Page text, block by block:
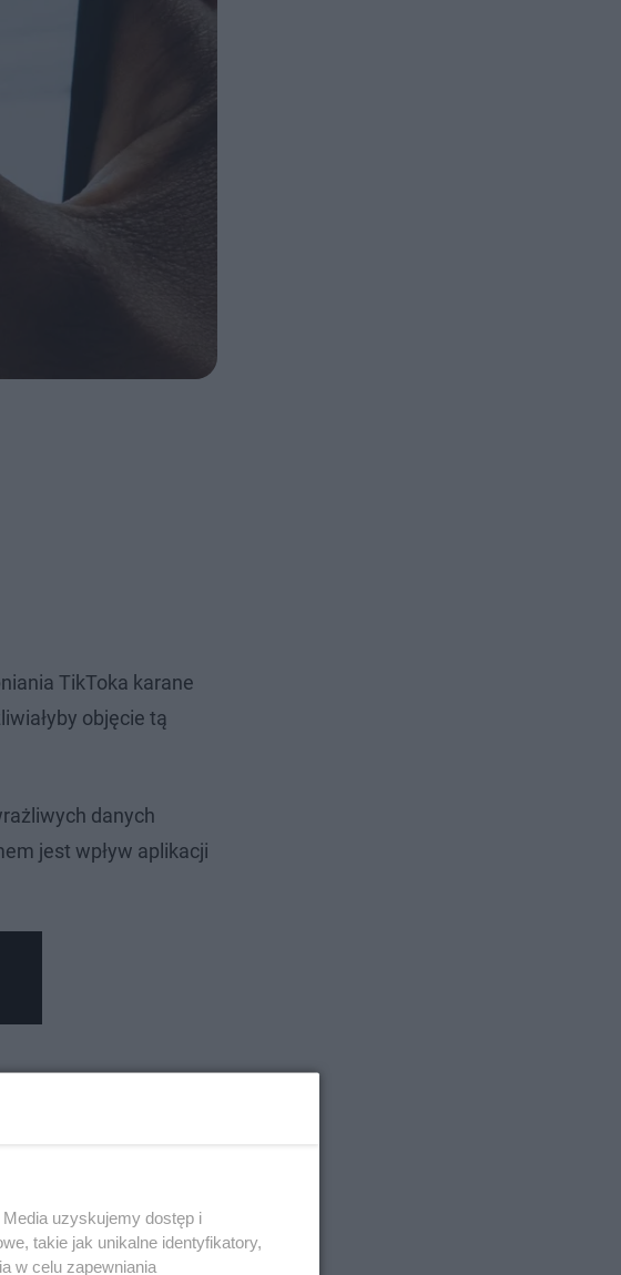
TikToka karane
objęcie tą
danych
jest wpływ aplikacji
uzyskujemy dostęp i
takie jak unikalne identyfikatory,
w celu zapewniania